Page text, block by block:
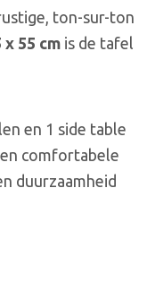
ton-sur-ton
x 55 cm is de tafel
en 1 side table
comfortabele
duurzaamheid